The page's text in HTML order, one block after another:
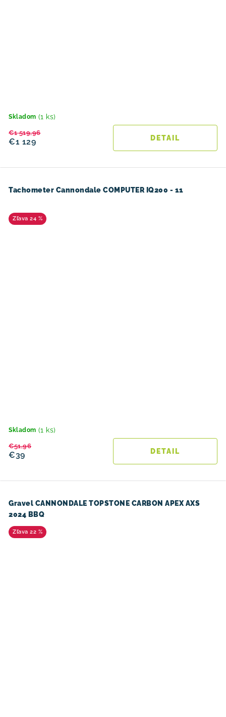
Skladom (1 ks)
€1 129
€1 519,96
DETAIL
Tachometer Cannondale COMPUTER IQ200 - 11
24 %
Skladom (1 ks)
€39
€51,96
DETAIL
Gravel CANNONDALE TOPSTONE CARBON APEX AXS
2024 BBQ
22 %